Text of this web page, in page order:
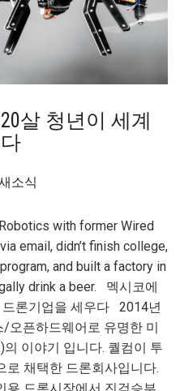
살 청년이 세계
소식
with former Wired
email, didn’t finish college,
and built a factory in
drink a beer. 멕시코에
론기업을 세우다 2014년
오픈하드웨어로 유명한 미
이야기 입니다. 퀄컴이 투
로 채택한 드론회사입니다.